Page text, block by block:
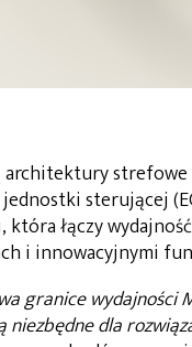
architektury
sterującej
łączy
i innowacyjnymi
granice wydajności
niezbędne dla